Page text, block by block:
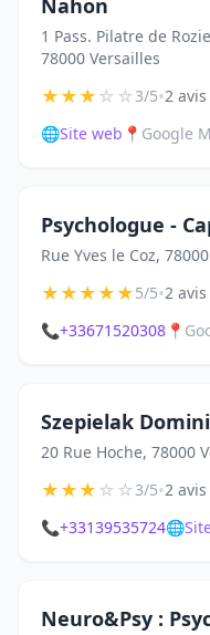
Nahon
1 Pass. Pilatre de
78000 Versailles
★★★☆☆3/5•2 avis
🌐Site web 📍 Google
Psychologue -
Rue Yves le Coz,
★★★★★5/5•2 avis
📞+33671520308 📍
Szepielak
20 Rue Hoche, 78000
★★★☆☆3/5•2 avis
📞+33139535724🌐
Neuro&Psy :